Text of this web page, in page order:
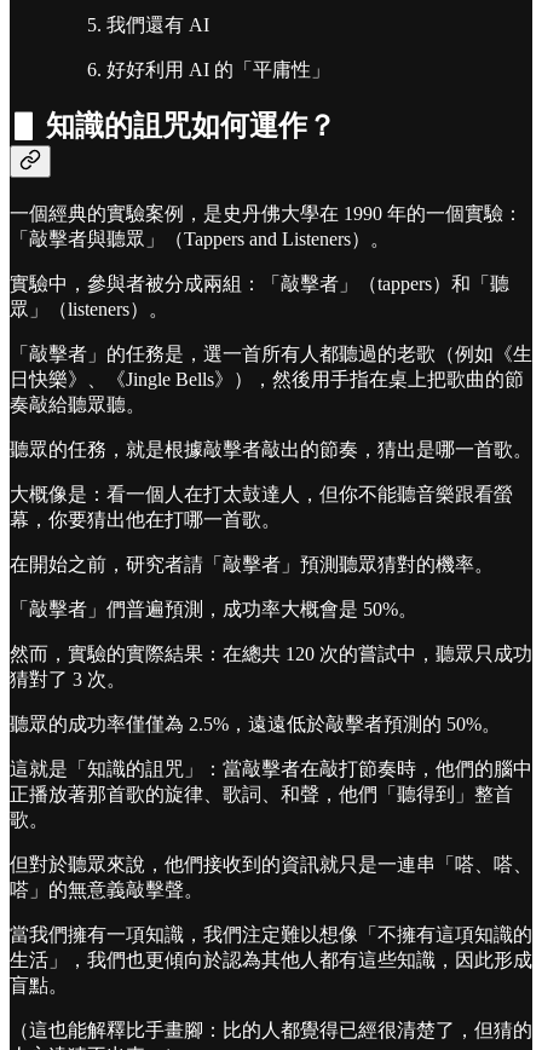
我們還有 AI
好好利用 AI 的「平庸性」
▋ 知識的詛咒如何運作？
一個經典的實驗案例，是史丹佛大學在 1990 年的一個實驗：
「敲擊者與聽眾」（Tappers and Listeners）。
實驗中，參與者被分成兩組：「敲擊者」（tappers）和「聽
眾」（listeners）。
「敲擊者」的任務是，選一首所有人都聽過的老歌（例如《生
日快樂》、《Jingle Bells》），然後用手指在桌上把歌曲的節
奏敲給聽眾聽。
聽眾的任務，就是根據敲擊者敲出的節奏，猜出是哪一首歌。
大概像是：看一個人在打太鼓達人，但你不能聽音樂跟看螢
幕，你要猜出他在打哪一首歌。
在開始之前，研究者請「敲擊者」預測聽眾猜對的機率。
「敲擊者」們普遍預測，成功率大概會是 50%。
然而，實驗的實際結果：在總共 120 次的嘗試中，聽眾只成功
猜對了 3 次。
聽眾的成功率僅僅為 2.5%，遠遠低於敲擊者預測的 50%。
這就是「知識的詛咒」：當敲擊者在敲打節奏時，他們的腦中
正播放著那首歌的旋律、歌詞、和聲，他們「聽得到」整首
歌。
但對於聽眾來說，他們接收到的資訊就只是一連串「嗒、嗒、
嗒」的無意義敲擊聲。
當我們擁有一項知識，我們注定難以想像「不擁有這項知識的
生活」，我們也更傾向於認為其他人都有這些知識，因此形成
盲點。
（這也能解釋比手畫腳：比的人都覺得已經很清楚了，但猜的